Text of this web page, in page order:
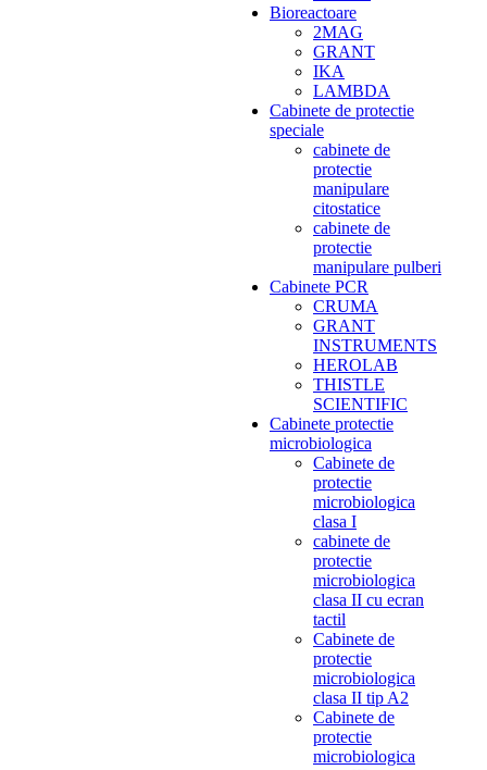
Bioreactoare
2MAG
GRANT
IKA
LAMBDA
Cabinete de protectie
speciale
cabinete de
protectie
manipulare
citostatice
cabinete de
protectie
manipulare pulberi
Cabinete PCR
CRUMA
GRANT
INSTRUMENTS
HEROLAB
THISTLE
SCIENTIFIC
Cabinete protectie
microbiologica
Cabinete de
protectie
microbiologica
clasa I
cabinete de
protectie
microbiologica
clasa II cu ecran
tactil
Cabinete de
protectie
microbiologica
clasa II tip A2
Cabinete de
protectie
microbiologica